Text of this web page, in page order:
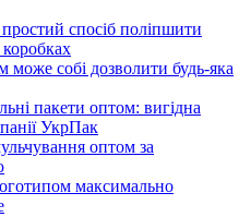
спосіб поліпшити
може собі дозволити будь-яка
пакети оптом: вигідна
УкрПак
оптом за
максимально